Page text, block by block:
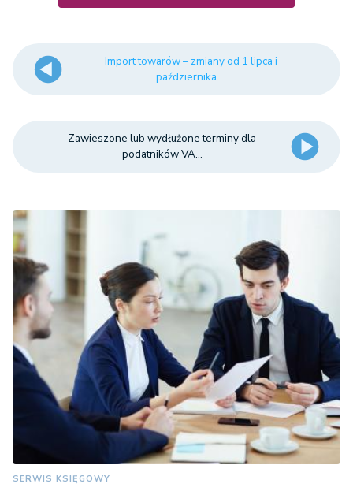
Import towarów – zmiany od 1 lipca i
października ...
Zawieszone lub wydłużone terminy dla
podatników VA...
SERWIS KSIĘGOWY